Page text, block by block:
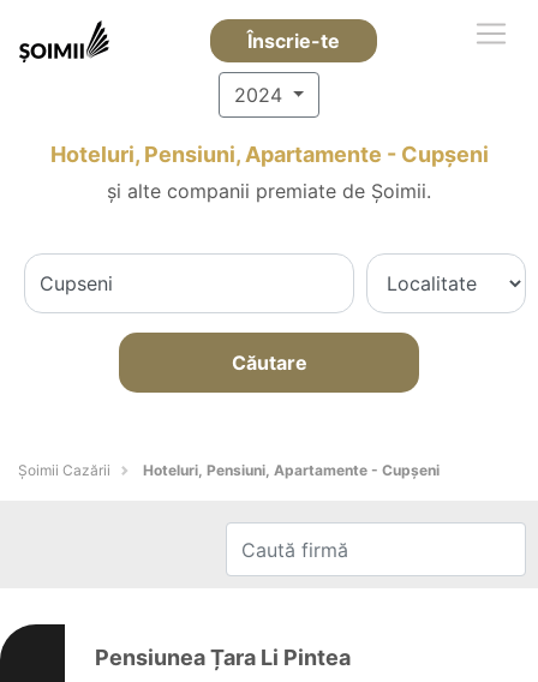
Înscrie-te
2024
Hoteluri, Pensiuni, Apartamente - Cupşeni
și alte companii premiate de Șoimii.
Căutare
Șoimii Cazării Hoteluri, Pensiuni, Apartamente - Cupşeni
Pensiunea Țara Li Pintea